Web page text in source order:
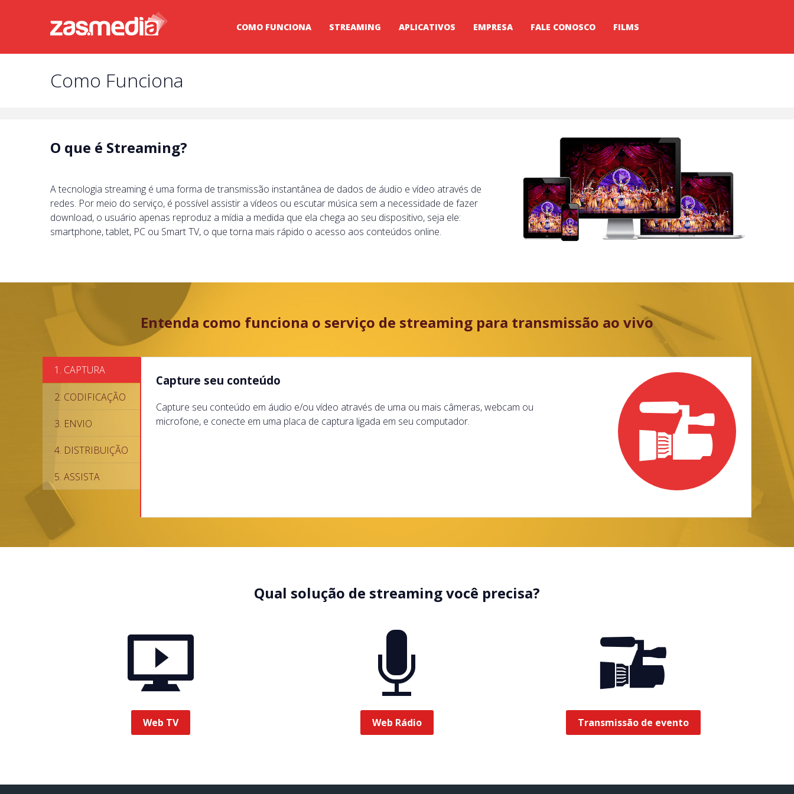
COMO FUNCIONA STREAMING APLICATIVOS EMPRESA FALE CONOSCO FILMS
Como Funciona
O que é Streaming?
A tecnologia streaming é uma forma de transmissão instantânea de dados de áudio e vídeo através de
redes. Por meio do serviço, é possível assistir a vídeos ou escutar música sem a necessidade de fazer
download, o usuário apenas reproduz a mídia a medida que ela chega ao seu dispositivo, seja ele:
smartphone, tablet, PC ou Smart TV, o que torna mais rápido o acesso aos conteúdos online.
Entenda como funciona o serviço de streaming para transmissão ao vivo
1. CAPTURA
2. CODIFICAÇÃO
3. ENVIO
4. DISTRIBUIÇÃO
5. ASSISTA
Capture seu conteúdo
Capture seu conteúdo em áudio e/ou vídeo através de uma ou mais câmeras, webcam ou
microfone, e conecte em uma placa de captura ligada em seu computador.
Qual solução de streaming você precisa?
Web TV Web Rádio Transmissão de evento